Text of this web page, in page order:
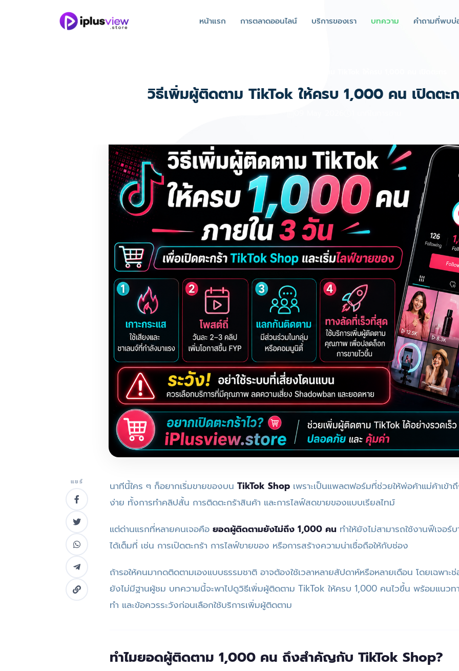
หน้าแรก การตลาดออนไลน์ บริการของเรา บทความ คำถามที่พบบ่
วิธีเพิ่มผู้ติดตาม TikTok ให้ครบ 1,000 คน เปิดตะก
แชร์ นาทีนี้ใคร ๆ ก็อยากเริ่มขายของบน TikTok Shop เพราะเป็นแพลตฟอร์มที่ช่วยให้พ่อค้าแม่ค้าเข้า
ง่าย ทั้งการทำคลิปสั้น การติดตะกร้าสินค้า และการไลฟ์สดขายของแบบเรียลไทม์
แต่ด่านแรกที่หลายคนเจอคือ ยอดผู้ติดตามยังไม่ถึง 1,000 คน ทำให้ยังไม่สามารถใช้งานฟีเจอร์
ได้เต็มที่ เช่น การเปิดตะกร้า การไลฟ์ขายของ หรือการสร้างความน่าเชื่อถือให้กับช่อง
ถ้ารอให้คนมากดติดตามเองแบบธรรมชาติ อาจต้องใช้เวลาหลายสัปดาห์หรือหลายเดือน โดยเฉพาะ
ยังไม่มีฐานผู้ชม บทความนี้จะพาไปดูวิธีเพิ่มผู้ติดตาม TikTok ให้ครบ 1,000 คนไวขึ้น พร้อมแนวท
ทำ และข้อควรระวังก่อนเลือกใช้บริการเพิ่มผู้ติดตาม
ทำไมยอดผู้ติดตาม 1,000 คน ถึงสำคัญกับ TikTok Shop?